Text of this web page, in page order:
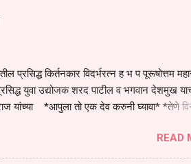
प्रसिद्ध किर्तनकार विदर्भरत्न ह भ प पूरूषोत्तम
युवा उद्योजक शरद पाटील व भगवान देशमुख
यांच्या *आपुला तो एक देव करुनी घ्यावा* *तेणे
आहेत कोरोना सारख्या महामारीत आपंण जिवंत आहोत
घ्यावाच लागेल महामारीच्या काळात वारकरी
READ